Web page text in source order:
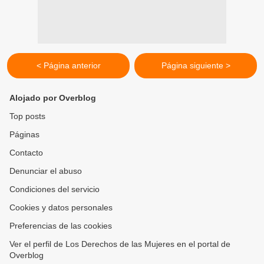
< Página anterior Página siguiente >
Alojado por Overblog
Top posts
Páginas
Contacto
Denunciar el abuso
Condiciones del servicio
Cookies y datos personales
Preferencias de las cookies
Ver el perfil de Los Derechos de las Mujeres en el portal de
Overblog